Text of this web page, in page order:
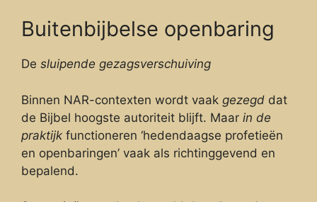
Buitenbijbelse openbaring
De sluipende gezagsverschuiving
Binnen NAR-contexten wordt vaak gezegd dat
de Bijbel hoogste autoriteit blijft. Maar in de
praktijk functioneren ‘hedendaagse profetieën
en openbaringen’ vaak als richtinggevend en
bepalend.